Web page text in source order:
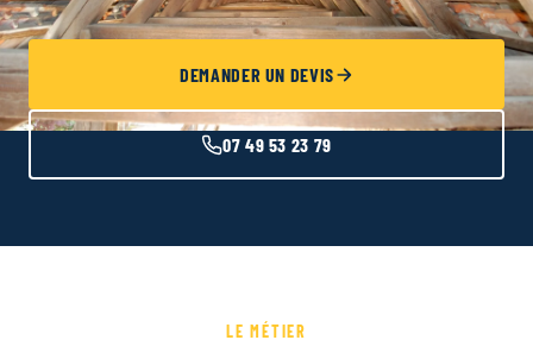
DEMANDER UN DEVIS
07 49 53 23 79
LE MÉTIER